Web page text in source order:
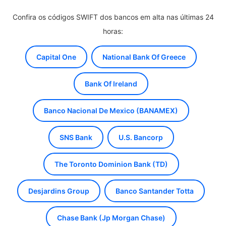
Confira os códigos SWIFT dos bancos em alta nas últimas 24
horas:
Capital One National Bank Of Greece
Bank Of Ireland
Banco Nacional De Mexico (BANAMEX)
SNS Bank U.S. Bancorp
The Toronto Dominion Bank (TD)
Desjardins Group Banco Santander Totta
Chase Bank (Jp Morgan Chase)